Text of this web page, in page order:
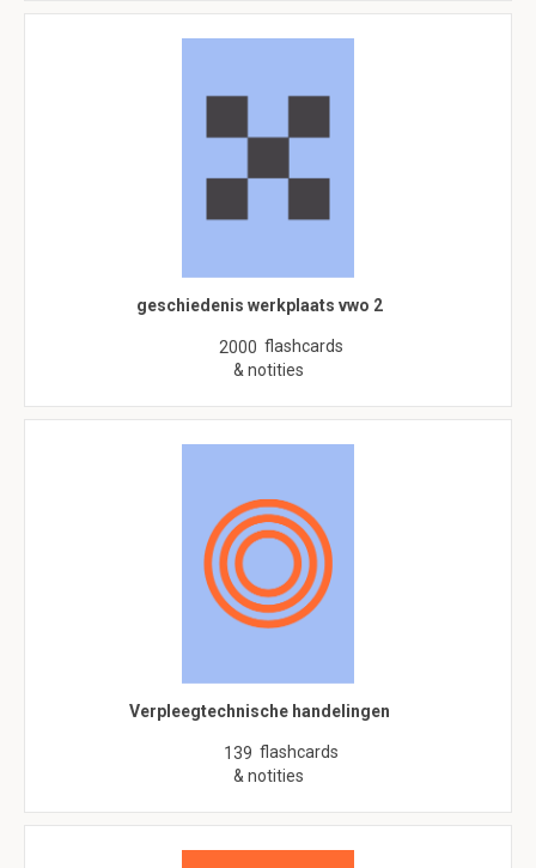
geschiedenis werkplaats vwo 2
2000 flashcards
& notities
Verpleegtechnische handelingen
139 flashcards
& notities